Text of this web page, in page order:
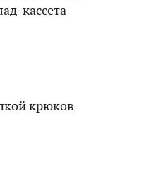
кассета
крюков